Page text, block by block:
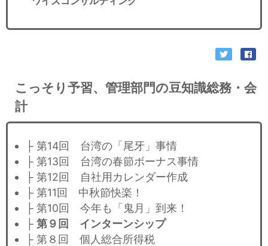
こっそり予習、管理部門の豆知識総務・会
計
├ 第14回 台湾の「尾牙」事情
├ 第13回 台湾の春節ボーナス事情
├ 第12回 自社用カレンダー作成
├ 第11回 中秋節快楽！
├ 第10回 今年も「鬼月」到来！
├ 第９回 インターンシップ
├ 第８回 個人総合所得税